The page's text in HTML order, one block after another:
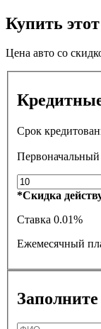
Купить
Цена авто со
Срок
Первоначальный
*Скидка
Ставка 0.01%
Ежемесячный